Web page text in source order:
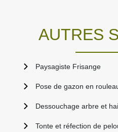
AUTRES
Paysagiste Frisange
Pose de gazon en
Dessouchage arbre et
Tonte et réfection de